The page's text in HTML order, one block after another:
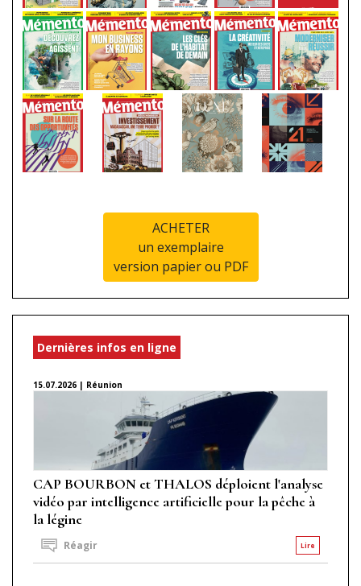
ACHETER
un exemplaire
version papier ou PDF
Dernières infos en ligne
15.07.2026 | Réunion
CAP BOURBON et THALOS déploient l'analyse
vidéo par intelligence artificielle pour la pêche à
la légine
Lire
Réagir